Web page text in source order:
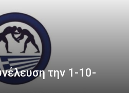
την 1-10-